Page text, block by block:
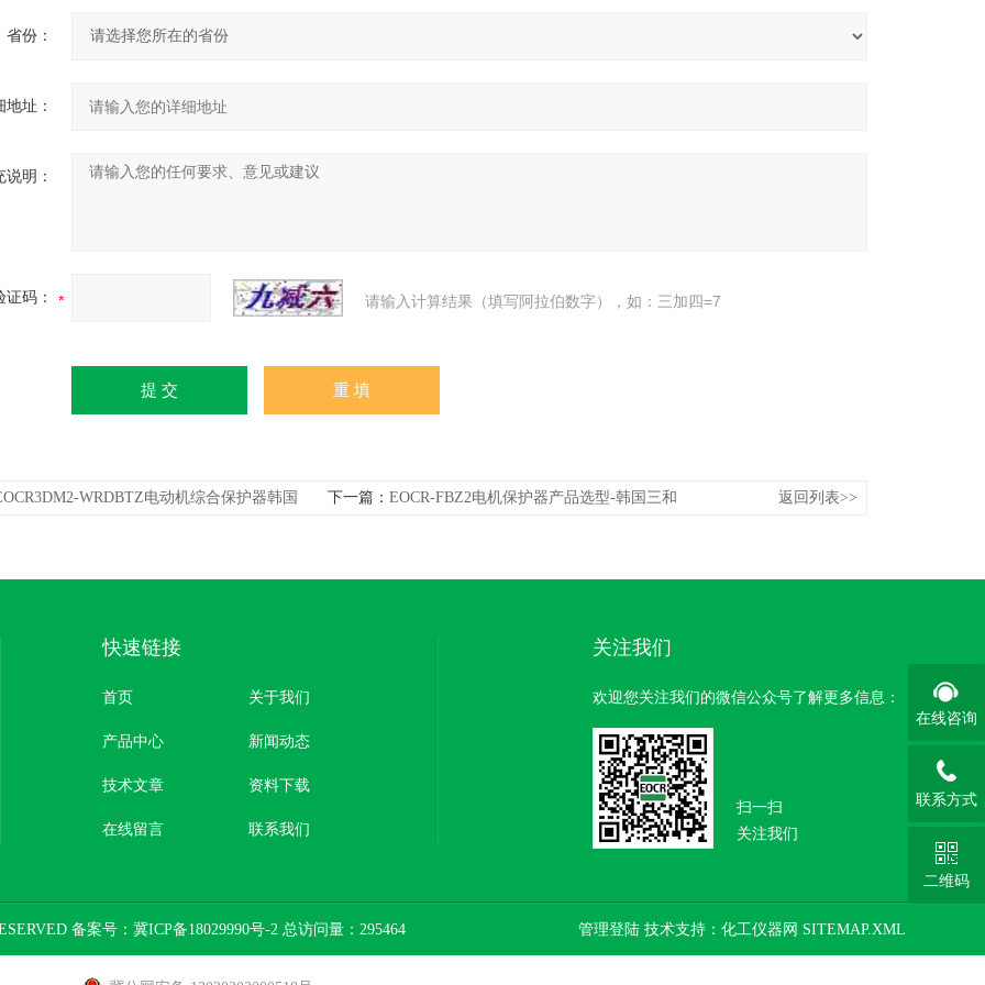
省份：
地址：
说明：
证码： 请输入计算结果（填写阿拉伯数字），如：三加四=7
WRDBTZ电动机综合保护器韩国 下一篇： EOCR-FBZ2电机保护器产品选型-韩国三和
返回列表>>
快速链接
首页 关于我们
产品中心 新闻动态
技术文章 资料下载
在线留言 联系我们
关注我们
欢迎您关注我们的微信公众号了解更多信息：
扫一扫
关注我们
备案号： 冀ICP备18029990号-2 总访问量：295464 管理登陆 技术支持： 化工仪器网 SITEMAP.XML
在线咨询
联系方式
二维码